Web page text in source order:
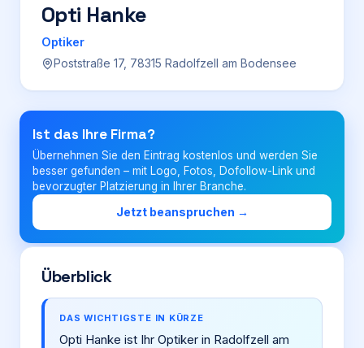
Preise
Für Firmen
Login
Firma eintragen
Opti Hanke
Optiker
Poststraße 17, 78315 Radolfzell am Bodensee
Ist das Ihre Firma?
Übernehmen Sie den Eintrag kostenlos und werden Sie
besser gefunden – mit Logo, Fotos, Dofollow-Link und
bevorzugter Platzierung in Ihrer Branche.
Jetzt beanspruchen →
Überblick
DAS WICHTIGSTE IN KÜRZE
Opti Hanke ist Ihr Optiker in Radolfzell am